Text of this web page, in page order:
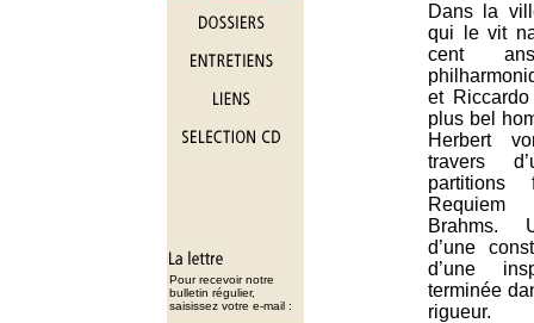
Pour recevoir notre
bulletin régulier,
saisissez votre e-mail :
Dans la
qui le vit
cent
et
plus bel
Herbert
travers
Brahms.
d’une
d’une
terminée
rigueur.